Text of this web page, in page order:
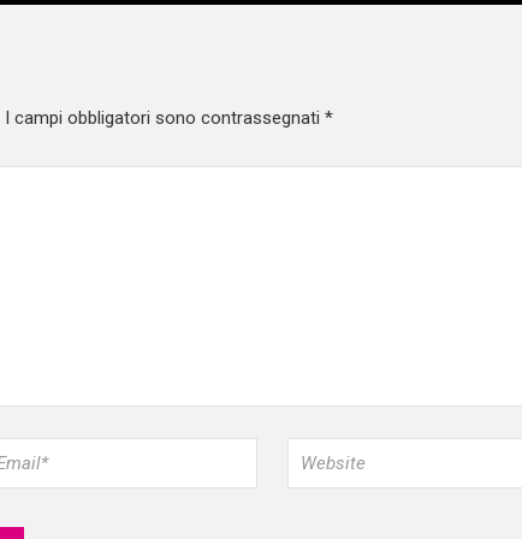
I campi obbligatori sono contrassegnati *